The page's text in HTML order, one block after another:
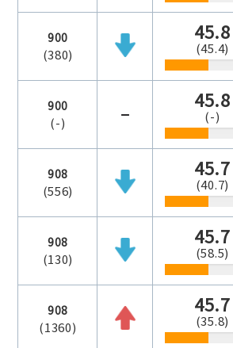
900
(380)
45.8
(45.4)
900
(-)
45.8
(-)
908
(556)
45.7
(40.7)
908
(130)
45.7
(58.5)
908
(1360)
45.7
(35.8)